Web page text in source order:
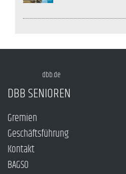
dbb.de
DBB SENIOREN
Gremien
Geschäftsführung
Kontakt
BAGSO